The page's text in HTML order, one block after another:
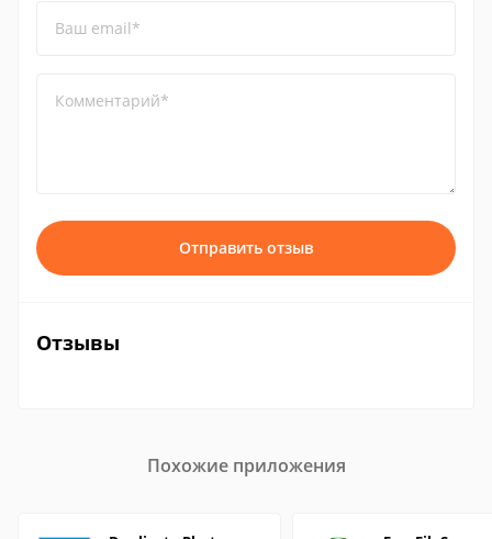
Ваш email*
Комментарий*
Отправить отзыв
Отзывы
Похожие приложения